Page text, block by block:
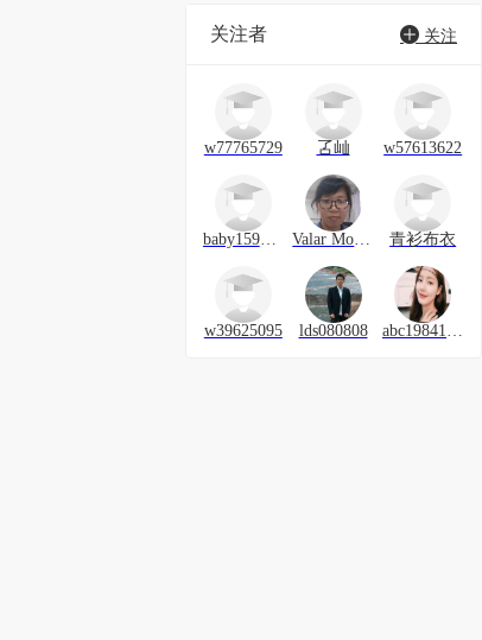
 关注
关注者
w77765729 叾屾 w57613622
baby159357 Valar Morghulis 青衫布衣
w39625095 lds080808 abc19841218